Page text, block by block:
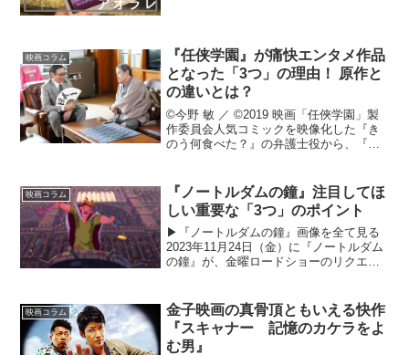
映画コラム
『任侠学園』が痛快エンタメ作品
となった「3つ」の理由！ 原作と
の違いとは？
©今野 敏 ／ ©2019 映画「任俠学園」製
作委員会人気コミックを映像化した『き
のう何食べた？』の弁護士役から、『空
に自分のものにしてきた西島秀俊。そん
な彼が西田敏行...
映画コラム
『ノートルダムの鐘』注目してほ
しい重要な「3つ」のポイント
▶『ノートルダムの鐘』画像を全て見る
2023年11月24日（金）に『ノートルダム
の鐘』が、金曜ロードショーのリクエス
る。本作は『レ・ミゼラブル』でも知ら
れるヴィクトル...
映画コラム
金子映画の真骨頂ともいえる快作
『スキャナー 記憶のカケラをよ
む男』